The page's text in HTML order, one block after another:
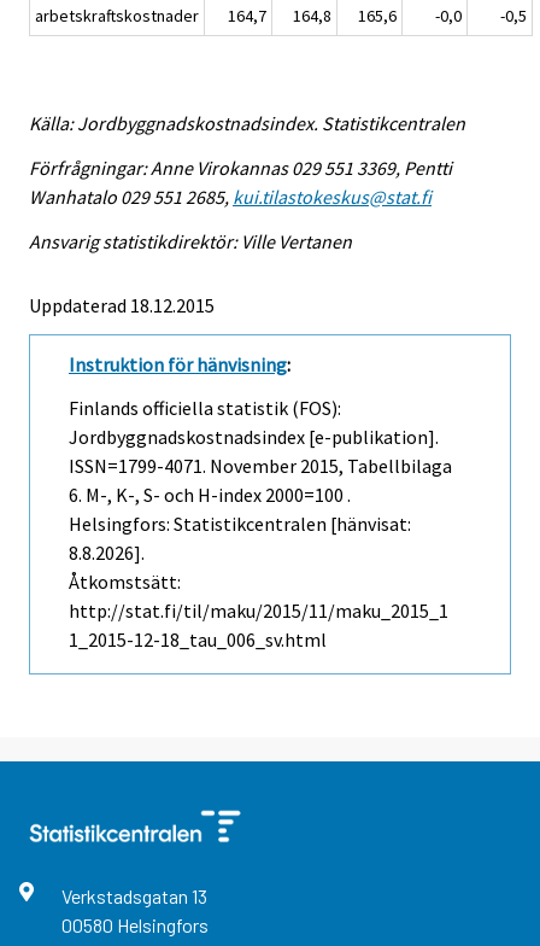
arbetskraftskostnader
164,7 164,8 165,6 -0,0 -0,5
Källa: Jordbyggnadskostnadsindex. Statistikcentralen
Förfrågningar: Anne Virokannas 029 551 3369, Pentti
Wanhatalo 029 551 2685, kui.tilastokeskus@stat.fi
Ansvarig statistikdirektör: Ville Vertanen
Uppdaterad 18.12.2015
Instruktion för hänvisning:
Finlands officiella statistik (FOS):
Jordbyggnadskostnadsindex [e-publikation].
ISSN=1799-4071. November 2015, Tabellbilaga
6. M-, K-, S- och H-index 2000=100 .
Helsingfors: Statistikcentralen [hänvisat:
8.8.2026].
Åtkomstsätt:
http://stat.fi/til/maku/2015/11/maku_2015_1
1_2015-12-18_tau_006_sv.html
Verkstadsgatan 13
00580 Helsingfors